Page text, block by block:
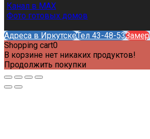
Канал в MAX
Фото готовых домов
Адреса в ИркутскеТел 43-48-53Замер
Shopping cart0
В корзине нет никаких продуктов!
Продолжить покупки